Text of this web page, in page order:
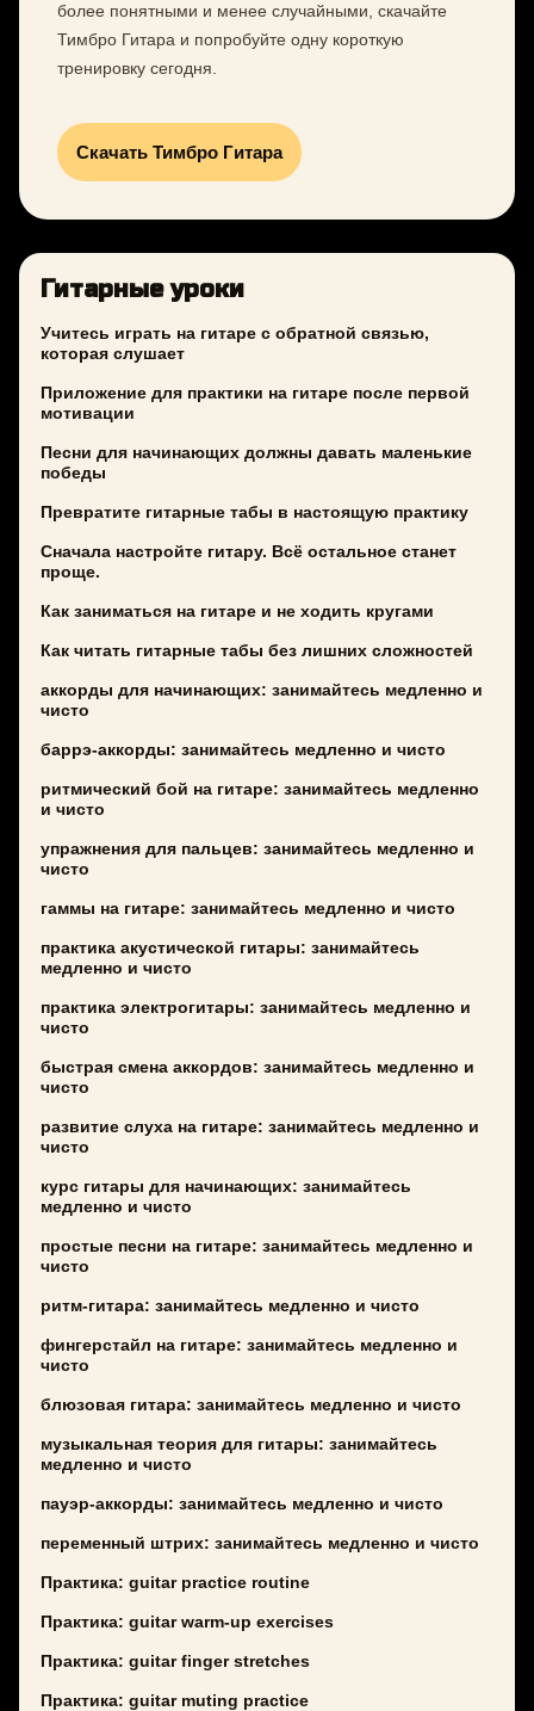
более понятными и менее случайными, скачайте
Тимбро Гитара и попробуйте одну короткую
тренировку сегодня.
Скачать Тимбро Гитара
Гитарные уроки
Учитесь играть на гитаре с обратной связью,
которая слушает
Приложение для практики на гитаре после первой
мотивации
Песни для начинающих должны давать маленькие
победы
Превратите гитарные табы в настоящую практику
Сначала настройте гитару. Всё остальное станет
проще.
Как заниматься на гитаре и не ходить кругами
Как читать гитарные табы без лишних сложностей
аккорды для начинающих: занимайтесь медленно и
чисто
баррэ-аккорды: занимайтесь медленно и чисто
ритмический бой на гитаре: занимайтесь медленно
и чисто
упражнения для пальцев: занимайтесь медленно и
чисто
гаммы на гитаре: занимайтесь медленно и чисто
практика акустической гитары: занимайтесь
медленно и чисто
практика электрогитары: занимайтесь медленно и
чисто
быстрая смена аккордов: занимайтесь медленно и
чисто
развитие слуха на гитаре: занимайтесь медленно и
чисто
курс гитары для начинающих: занимайтесь
медленно и чисто
простые песни на гитаре: занимайтесь медленно и
чисто
ритм-гитара: занимайтесь медленно и чисто
фингерстайл на гитаре: занимайтесь медленно и
чисто
блюзовая гитара: занимайтесь медленно и чисто
музыкальная теория для гитары: занимайтесь
медленно и чисто
пауэр-аккорды: занимайтесь медленно и чисто
переменный штрих: занимайтесь медленно и чисто
Практика: guitar practice routine
Практика: guitar warm-up exercises
Практика: guitar finger stretches
Практика: guitar muting practice